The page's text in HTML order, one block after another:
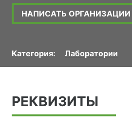
НАПИСАТЬ ОРГАНИЗАЦИИ
Категория: Лаборатории
РЕКВИЗИТЫ